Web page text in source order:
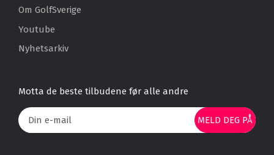
Om GolfSverige
Youtube
Nyhetsarkiv
Motta de beste tilbudene før alle andre
MELD DEG PÅ